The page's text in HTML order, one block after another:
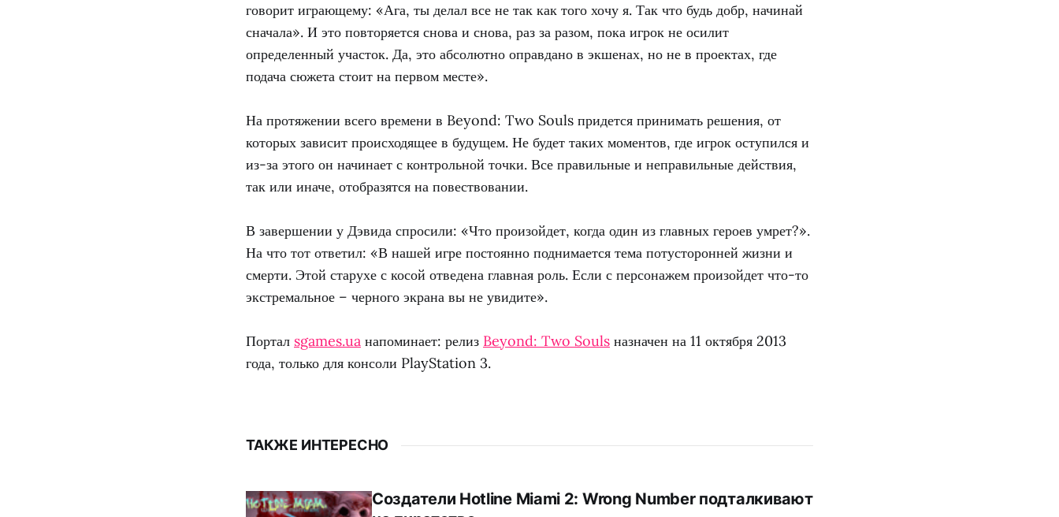
говорит играющему: «Ага, ты делал все не так как того хочу я. Так что будь добр, начинай
сначала». И это повторяется снова и снова, раз за разом, пока игрок не осилит
определенный участок. Да, это абсолютно оправдано в экшенах, но не в проектах, где
подача сюжета стоит на первом месте».
На протяжении всего времени в Beyond: Two Souls придется принимать решения, от
которых зависит происходящее в будущем. Не будет таких моментов, где игрок оступился и
из-за этого он начинает с контрольной точки. Все правильные и неправильные действия,
так или иначе, отобразятся на повествовании.
В завершении у Дэвида спросили: «Что произойдет, когда один из главных героев умрет?».
На что тот ответил: «В нашей игре постоянно поднимается тема потусторонней жизни и
смерти. Этой старухе с косой отведена главная роль. Если с персонажем произойдет что-то
экстремальное – черного экрана вы не увидите».
Портал sgames.ua напоминает: релиз Beyond: Two Souls назначен на 11 октября 2013
года, только для консоли PlayStation 3.
ТАКЖЕ ИНТЕРЕСНО
Создатели Hotline Miami 2: Wrong Number подталкивают